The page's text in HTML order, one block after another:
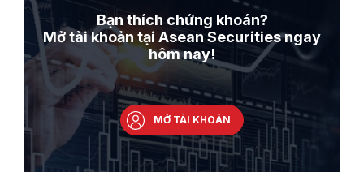
Bạn thích chứng khoán?
Mở tài khoản tại Asean Securities ngay
hôm nay!
MỞ TÀI KHOẢN